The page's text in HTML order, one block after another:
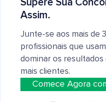
Supere Sua
Assim.
Junte-se aos mais de
profissionais que
dominar os resultados
mais clientes.
Comece Agora